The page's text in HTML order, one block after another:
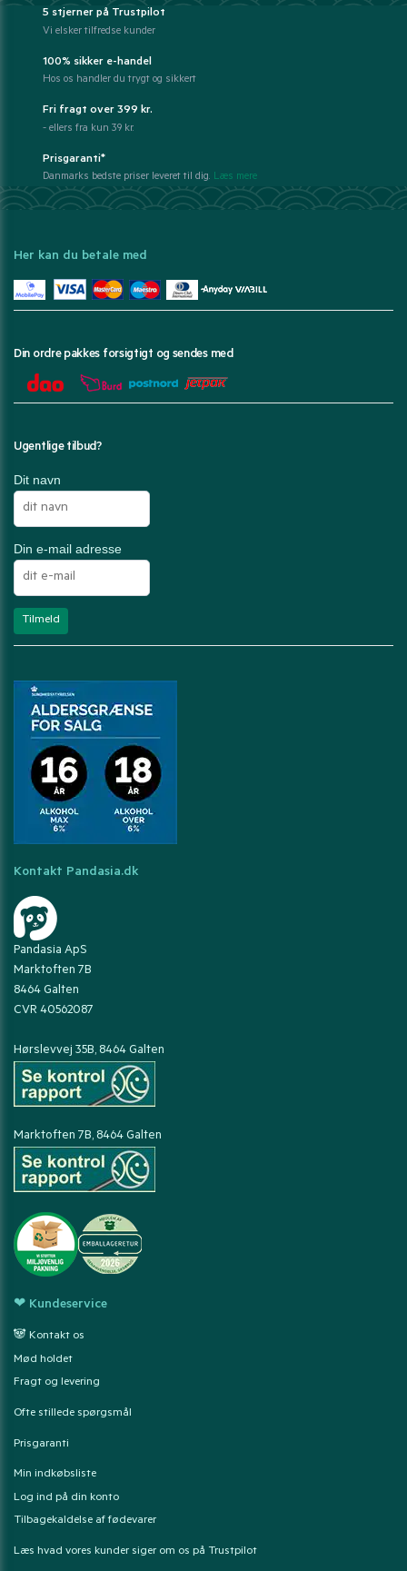
5 stjerner på Trustpilot
Vi elsker tilfredse kunder
100% sikker e-handel
Hos os handler du trygt og sikkert
Fri fragt over 399 kr.
- ellers fra kun 39 kr.
Prisgaranti*
Danmarks bedste priser leveret til dig. Læs mere
Her kan du betale med
Din ordre pakkes forsigtigt og sendes med
Ugentlige tilbud?
Dit navn
Din e-mail adresse
Kontakt Pandasia.dk
Pandasia ApS
Marktoften 7B
8464 Galten
CVR 40562087
Hørslevvej 35B, 8464 Galten
Marktoften 7B, 8464 Galten
❤ Kundeservice
🐼 Kontakt os
Mød holdet
Fragt og levering
Ofte stillede spørgsmål
Prisgaranti
Min indkøbsliste
Log ind på din konto
Tilbagekaldelse af fødevarer
Læs hvad vores kunder siger om os på Trustpilot